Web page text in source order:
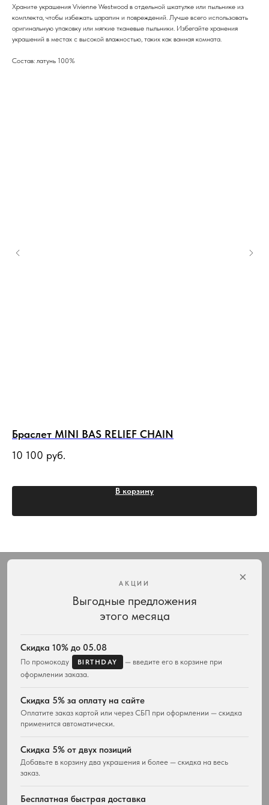
Храните украшения Vivienne Westwood в отдельной шкатулке или пыльнике из
комплекта, чтобы избежать царапин и повреждений. Лучше всего использовать
оригинальную упаковку или мягкие тканевые пыльники. Избегайте хранения
украшений в местах с высокой влажностью, таких как ванная комната.
Состав: латунь 100%
Браслет MINI BAS RELIEF CHAIN
10 100 руб.
В корзину
×
АКЦИИ
Выгодные предложения
этого месяца
Скидка 10% до 05.08
По промокоду BIRTHDAY
— введите его в корзине при
оформлении заказа.
Скидка 5% за оплату на сайте
Оплатите заказ картой или через СБП при оформлении — скидка
применится автоматически.
Скидка 5% от двух позиций
Добавьте в корзину два украшения и более — скидка на весь
заказ.
Бесплатная быстрая доставка
Интернет-магазин украшений Vivienne Westwood с доставкой по всей России
Весь ассортимент
Подвески и ожерелья
Серьги
Кольца
Доставка
Возврат товара
Отзывы покупателей
О магазине
Новости и проекты